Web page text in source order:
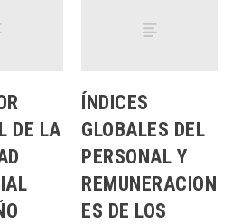
DE LA
ÍNDICES
GLOBALES DEL
PERSONAL Y
REMUNERACION
ES DE LOS